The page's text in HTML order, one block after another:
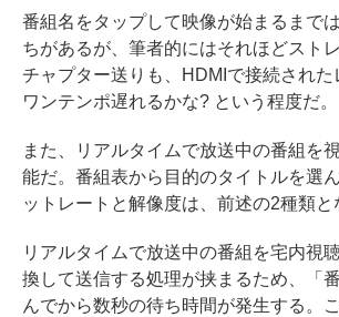
番組名をタップして映像が始まるまで
ちがあるが、筆者的にはそれほどスト
チャプター送りも、HDMIで接続された
ワンテンポ遅れるかな? という程度だ。
また、リアルタイムで放送中の番組を
能だ。番組表から目的のタイトルを選
ットレートと解像度は、前述の2種類と
リアルタイムで放送中の番組を宅内視
換して送信する処理が挟まるため、「
んでから数秒の待ち時間が発生する。